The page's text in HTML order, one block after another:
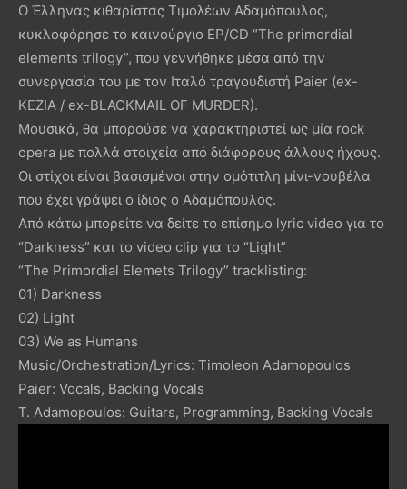
Ο Έλληνας κιθαρίστας Τιμολέων Αδαμόπουλος,
κυκλοφόρησε το καινούργιο EP/CD “The primordial
elements trilogy”, που γεννήθηκε μέσα από την
συνεργασία του με τον Ιταλό τραγουδιστή Paier (ex-
KEZIA / ex-BLACKMAIL OF MURDER).
Μουσικά, θα μπορούσε να χαρακτηριστεί ως μία rock
opera με πολλά στοιχεία από διάφορους άλλους ήχους.
Οι στίχοι είναι βασισμένοι στην ομότιτλη μίνι-νουβέλα
που έχει γράψει ο ίδιος ο Αδαμόπουλος.
Από κάτω μπορείτε να δείτε το επίσημο lyric video για το
“Darkness” και το video clip για το “Light”
“The Primordial Elemets Trilogy” tracklisting:
01) Darkness
02) Light
03) We as Humans
Music/Orchestration/Lyrics: Timoleon Adamopoulos
Paier: Vocals, Backing Vocals
T. Adamopoulos: Guitars, Programming, Backing Vocals